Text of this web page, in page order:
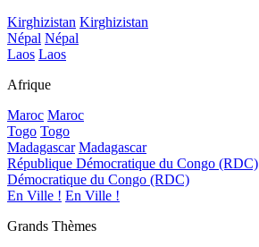
Kirghizistan Kirghizistan
Népal Népal
Laos Laos
Afrique
Maroc Maroc
Togo Togo
Madagascar Madagascar
République Démocratique du Congo (RDC)
Démocratique du Congo (RDC)
En Ville ! En Ville !
Grands Thèmes